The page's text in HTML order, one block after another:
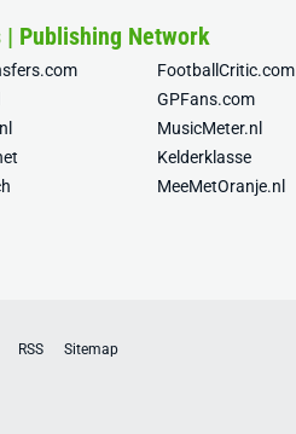
| Publishing Network
FootballCritic.com
GPFans.com
MusicMeter.nl
Kelderklasse
MeeMetOranje.nl
RSS
Sitemap